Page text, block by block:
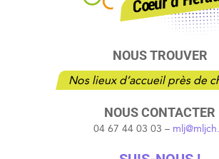
NOUS TROUVER
Nos lieux d’accueil près de
NOUS CONTACTER
04 67 44 03 03 –